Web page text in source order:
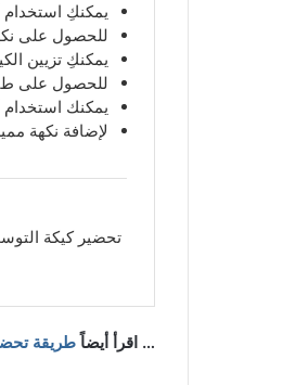
يمكنكِ استخدام
للحصول على
يمكنكِ تزيين
للحصول على
يمكنك
لإضافة نكهة
تحضير كيكة
… اقرأ أيضاًطريقة